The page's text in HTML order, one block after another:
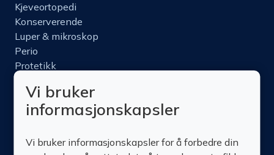
Kjeveortopedi
Konserverende
Luper & mikroskop
Perio
Protetikk
Nettbutikk
Om oss
Vi bruker
informasjonskapsler
Vi bruker informasjonskapsler for å forbedre din